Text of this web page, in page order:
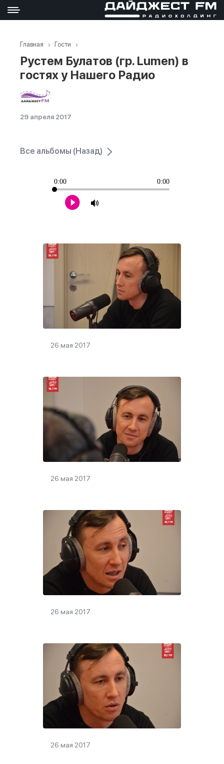
Главная Гости
Рустем Булатов (гр. Lumen) в
гостях у Нашего Радио
29 апреля 2017
Все альбомы (Назад)
0:00 0:00
26 мая 2017
26 мая 2017
26 мая 2017
26 мая 2017